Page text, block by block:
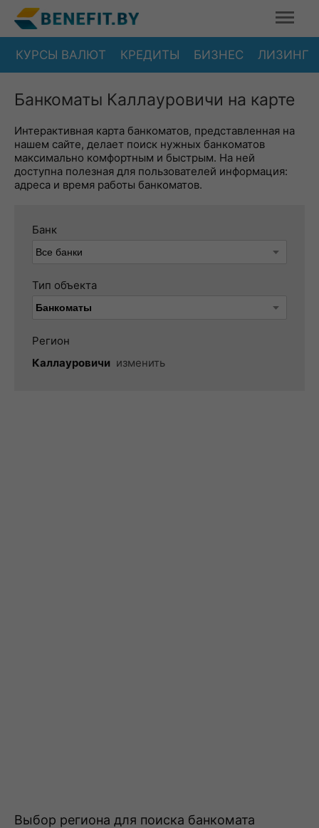
КУРСЫ ВАЛЮТ КРЕДИТЫ БИЗНЕС ЛИЗИНГ
Банкоматы Каллауровичи на карте
Интерактивная карта банкоматов, представленная на
нашем сайте, делает поиск нужных банкоматов
максимально комфортным и быстрым. На ней
доступна полезная для пользователей информация:
адреса и время работы банкоматов.
Банк
Тип объекта
Регион
Каллауровичи изменить
Выбор региона для поиска банкомата